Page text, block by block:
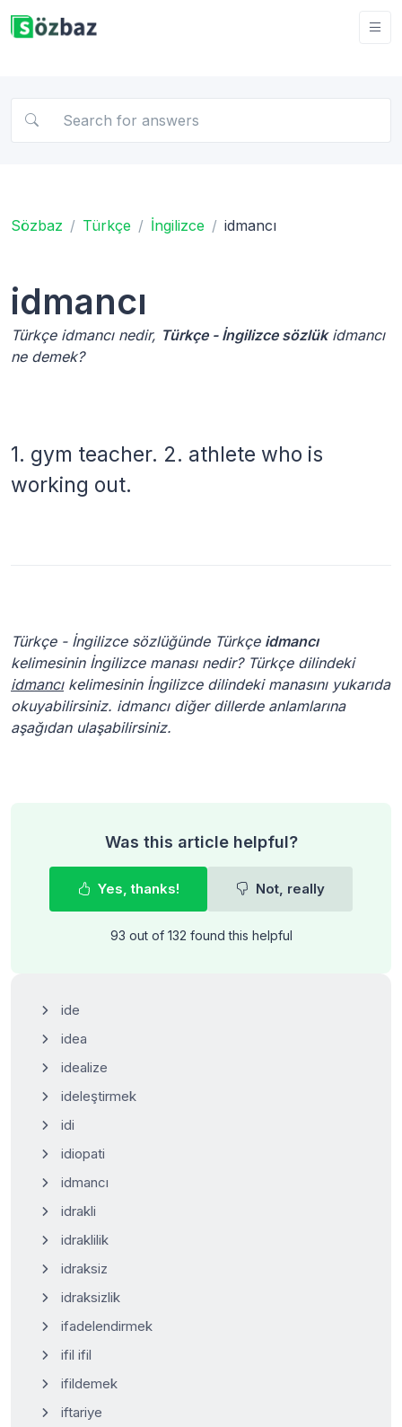
Sözbaz Türkçe İngilizce idmancı
idmancı
Türkçe idmancı nedir, Türkçe - İngilizce sözlükidmancı
ne demek?
1. gym teacher. 2. athlete who is
working out.
Türkçe - İngilizce sözlüğünde Türkçe idmancı
kelimesinin İngilizce manası nedir? Türkçe dilindeki
idmancıkelimesinin İngilizce dilindeki manasını yukarıda
okuyabilirsiniz. idmancı diğer dillerde anlamlarına
aşağıdan ulaşabilirsiniz.
Was this article helpful?
Yes, thanks! Not, really
93 out of 132 found this helpful
ide
idea
idealize
ideleştirmek
idi
idiopati
idmancı
idrakli
idraklilik
idraksiz
idraksizlik
ifadelendirmek
ifil ifil
ifildemek
iftariye